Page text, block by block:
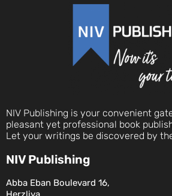
NIV Publishing is your convenient
pleasant yet professional book
Let your writings be discovered by
NIV Publishing
Abba Eban Boulevard 16,